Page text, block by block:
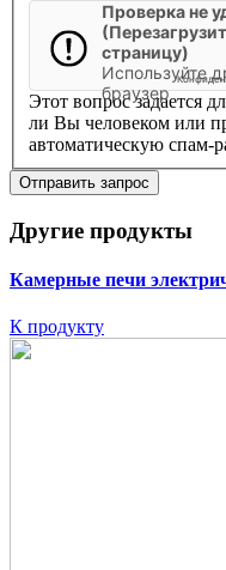
Проверка не
страницу)
Используйте
браузер
Этот вопрос задается
ли Вы человеком или
автоматическую спам-
Другие продукты
Камерные печи
К продукту